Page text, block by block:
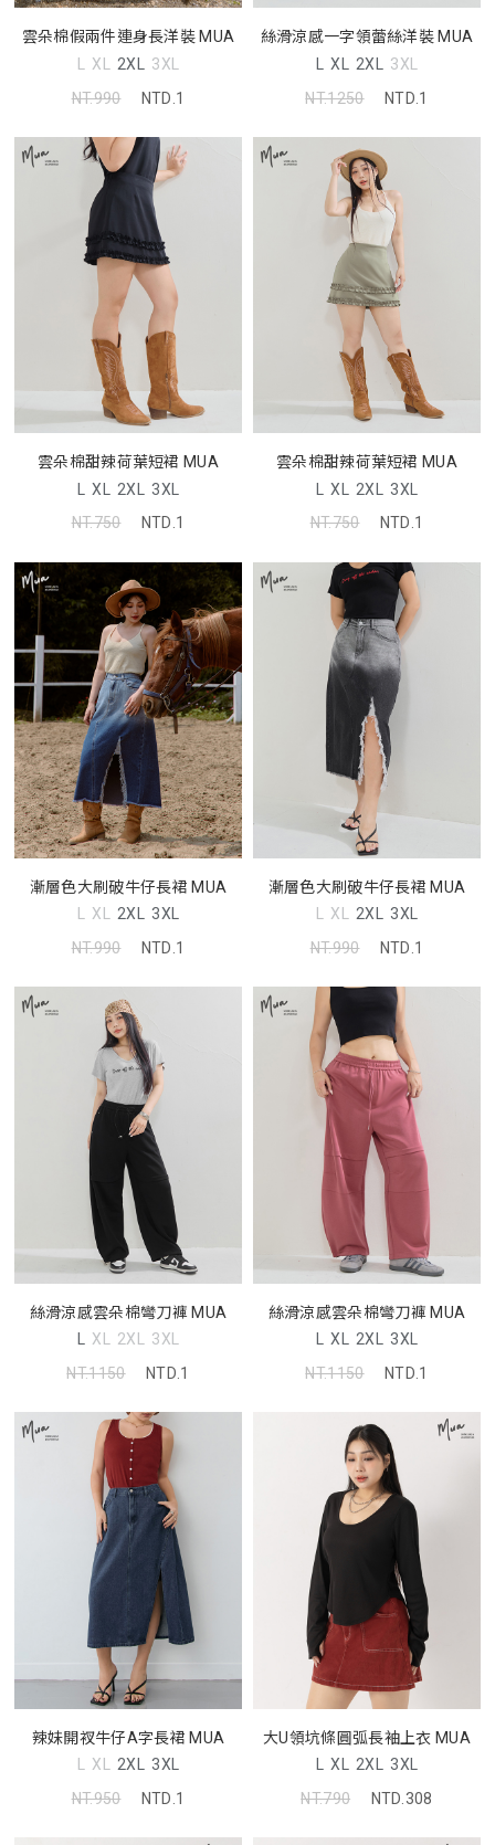
雲朵棉假兩件連身長洋裝 MUA
L XL 2XL 3XL
NT.990
NTD.1
絲滑涼感一字領蕾絲洋裝 MUA
L XL 2XL 3XL
NT.1250
NTD.1
雲朵棉甜辣荷葉短裙 MUA
L XL 2XL 3XL
NT.750
NTD.1
雲朵棉甜辣荷葉短裙 MUA
L XL 2XL 3XL
NT.750
NTD.1
漸層色大刷破牛仔長裙 MUA
L XL 2XL 3XL
NT.990
NTD.1
漸層色大刷破牛仔長裙 MUA
L XL 2XL 3XL
NT.990
NTD.1
絲滑涼感雲朵棉彎刀褲 MUA
L XL 2XL 3XL
NT.1150
NTD.1
絲滑涼感雲朵棉彎刀褲 MUA
L XL 2XL 3XL
NT.1150
NTD.1
辣妹開衩牛仔A字長裙 MUA
L XL 2XL 3XL
NT.950
NTD.1
大U領坑條圓弧長袖上衣 MUA
L XL 2XL 3XL
NT.790
NTD.308